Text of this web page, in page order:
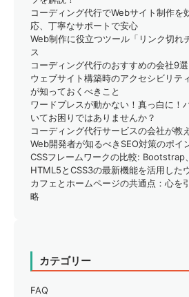
コーディング代行でWebサイト制作を
応、丁寧なサポートで安心
Web制作に役立つツール「リンク切れ
ス
コーディング代行のおすすめの会社9選
ウェブサイト構築時のアクセシビリテ
が知っておくべきこと
ワードプレスが動かない！真っ白に！
いてお困りではありませんか？
コーディング代行サービスの会社が教
Web開発者が知るべきSEO対策のポイ
CSSフレームワークの比較:
HTML5とCSS3の最新機能を活用した
カフェとホームページの共通点：心を
略
カテゴリー
FAQ